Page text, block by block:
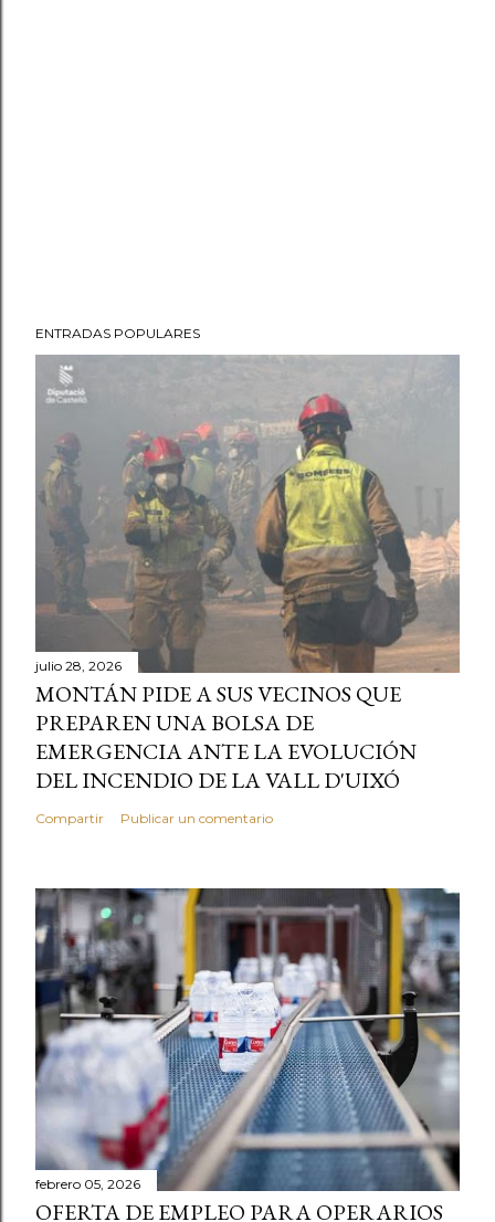
ENTRADAS POPULARES
julio 28, 2026
MONTÁN PIDE A SUS VECINOS QUE
PREPAREN UNA BOLSA DE
EMERGENCIA ANTE LA EVOLUCIÓN
DEL INCENDIO DE LA VALL D'UIXÓ
Compartir Publicar un comentario
febrero 05, 2026
OFERTA DE EMPLEO PARA OPERARIOS